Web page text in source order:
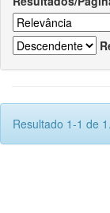
Resultado 1-1 de 1.